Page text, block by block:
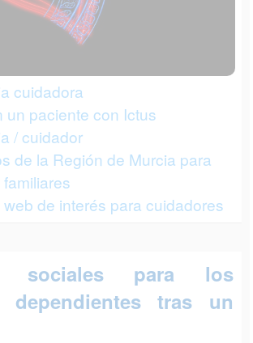
cuidadora
un paciente con Ictus
/ cuidador
de la Región de Murcia para
web de interés para cuidadores
sociales para los
dependientes tras un